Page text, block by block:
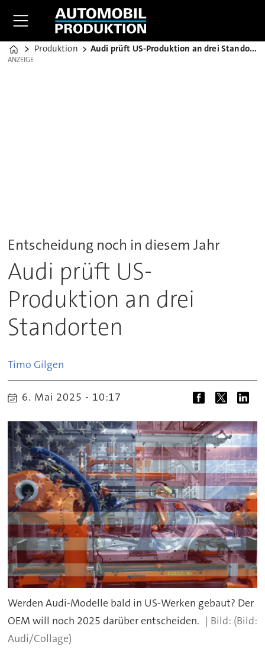
Home
Produktion Audi prüft US-Produktion an drei Standorten
ANZEIGE
ANZEIGE
Entscheidung noch in diesem Jahr
Audi prüft US-
Produktion an drei
Standorten
Timo Gilgen
6. Mai 2025 - 10:17
Werden Audi-Modelle bald in US-Werken gebaut? Der
OEM will noch 2025 darüber entscheiden.
(Bild:
Audi/Collage)